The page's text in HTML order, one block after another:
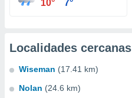
10° 7°
Localidades cercanas
Wiseman (17.41 km)
Nolan (24.6 km)